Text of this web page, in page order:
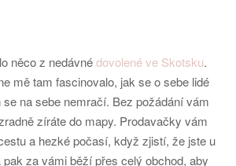
něco z nedávnédovolené ve Skotsku.
mě tam fascinovalo, jak se o sebe lidé
na sebe nemračí. Bez požádání vám
zíráte do mapy. Prodavačky vám
a hezké počasí, když zjistí, že jste u
pak za vámi běží přes celý obchod, aby